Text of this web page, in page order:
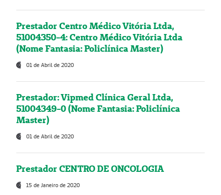
Prestador Centro Médico Vitória Ltda,
51004350-4: Centro Médico Vitória Ltda
(Nome Fantasia: Policlínica Master)
01 de Abril de 2020
Prestador: Vipmed Clínica Geral Ltda,
51004349-0 (Nome Fantasia: Policlínica
Master)
01 de Abril de 2020
Prestador CENTRO DE ONCOLOGIA
15 de Janeiro de 2020